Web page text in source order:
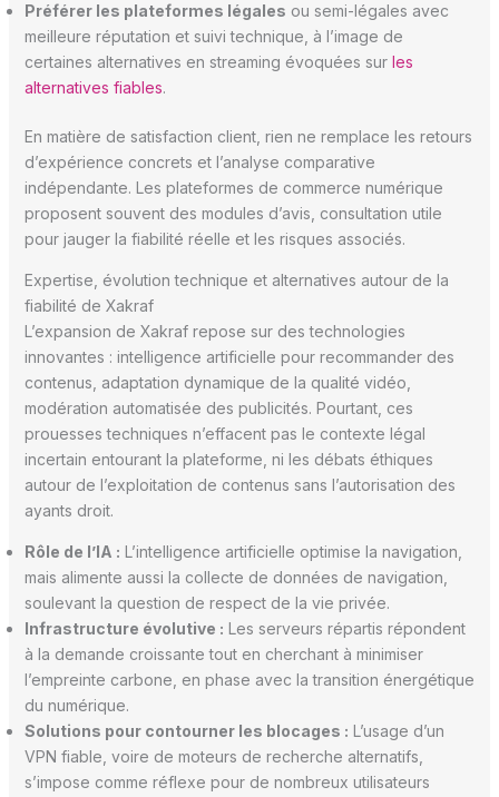
Préférer les plateformes légales ou semi-légales avec
meilleure réputation et suivi technique, à l’image de
certaines alternatives en streaming évoquées sur les
alternatives fiables.
En matière de satisfaction client, rien ne remplace les retours
d’expérience concrets et l’analyse comparative
indépendante. Les plateformes de commerce numérique
proposent souvent des modules d’avis, consultation utile
pour jauger la fiabilité réelle et les risques associés.
Expertise, évolution technique et alternatives autour de la
fiabilité de Xakraf
L’expansion de Xakraf repose sur des technologies
innovantes : intelligence artificielle pour recommander des
contenus, adaptation dynamique de la qualité vidéo,
modération automatisée des publicités. Pourtant, ces
prouesses techniques n’effacent pas le contexte légal
incertain entourant la plateforme, ni les débats éthiques
autour de l’exploitation de contenus sans l’autorisation des
ayants droit.
Rôle de l’IA : L’intelligence artificielle optimise la navigation,
mais alimente aussi la collecte de données de navigation,
soulevant la question de respect de la vie privée.
Infrastructure évolutive : Les serveurs répartis répondent
à la demande croissante tout en cherchant à minimiser
l’empreinte carbone, en phase avec la transition énergétique
du numérique.
Solutions pour contourner les blocages : L’usage d’un
VPN fiable, voire de moteurs de recherche alternatifs,
s’impose comme réflexe pour de nombreux utilisateurs